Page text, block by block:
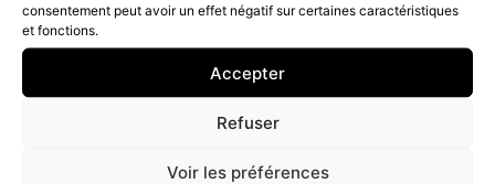
consentement peut avoir un effet négatif sur certaines caractéristiques
et fonctions.
Accepter
Refuser
Voir les préférences
Courgette farcie au
quinoa et paprika fumé
c’est le moment parfait pour réaliser
cette courgette farcie au quinoa et paprika
nourrissante et savoureuse. Ici, rien ne se